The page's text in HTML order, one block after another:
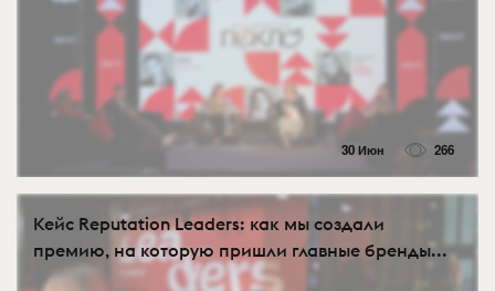
30 Июн 266
Кейс Reputation Leaders: как мы создали
премию, на которую пришли главные бренды...